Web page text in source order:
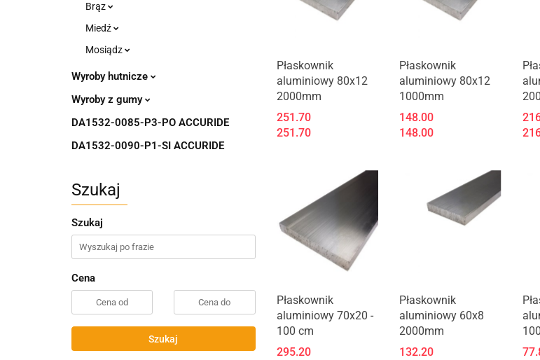
Brąz
Miedź
Mosiądz
Wyroby hutnicze
Wyroby z gumy
DA1532-0085-P3-PO ACCURIDE
DA1532-0090-P1-SI ACCURIDE
Szukaj
Szukaj
Cena
Szukaj
Płaskownik
aluminiowy 80x12
2000mm
251.70
251.70
Płaskownik
aluminiowy 80x12
1000mm
148.00
148.00
Płaskownik
aluminiowy 70x20 -
100 cm
295.20
Płaskownik
aluminiowy 60x8
2000mm
132.20